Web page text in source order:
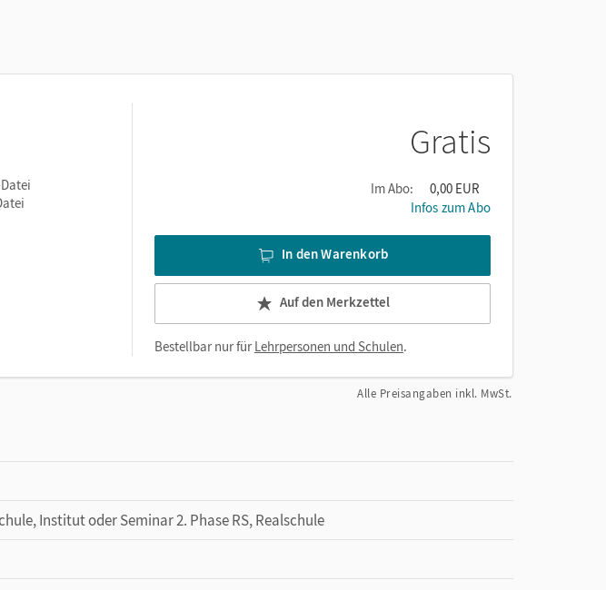
Gratis
Im Abo:
0,00 EUR
Infos zum Abo
In den Warenkorb
Auf den Merkzettel
Bestellbar nur fürLehrpersonen und Schulen.
Alle Preisangaben inkl. MwSt.
Institut oder Seminar 2. Phase RS, Realschule